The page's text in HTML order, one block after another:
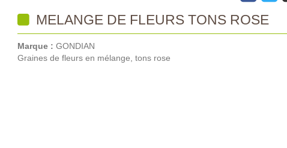
MELANGE DE FLEURS TONS ROSE
Marque : GONDIAN
Graines de fleurs en mélange, tons rose